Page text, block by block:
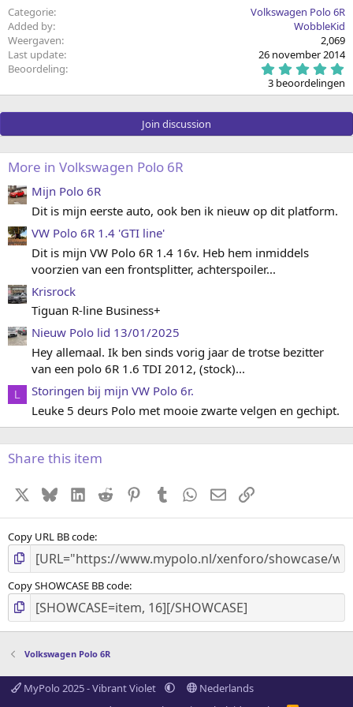
Categorie
Volkswagen Polo 6R
Added by
WobbleKid
Weergaven
2,069
Last update
26 november 2014
Beoordeling
0
s
e
r
3 beoordelingen
Join discussion
More in Volkswagen Polo 6R
Mijn Polo 6R
Dit is mijn eerste auto, ook ben ik nieuw op dit platform.
VW Polo 6R 1.4 'GTI line'
Dit is mijn VW Polo 6R 1.4 16v. Heb hem inmiddels
voorzien van een frontsplitter, achterspoiler...
Krisrock
Tiguan R-line Business+
Nieuw Polo lid 13/01/2025
Hey allemaal. Ik ben sinds vorig jaar de trotse bezitter
van een polo 6R 1.6 TDI 2012, (stock)...
L
Storingen bij mijn VW Polo 6r.
Leuke 5 deurs Polo met mooie zwarte velgen en gechipt.
Share this item
BlueskyLinkedIn
Reddit PinterestTumblr WhatsApp
E-mailkoppeling
Copy URL BB code
Copy SHOWCASE BB code
Volkswagen Polo 6R
MyPolo 2025 - Vibrant Violet
Nederlands